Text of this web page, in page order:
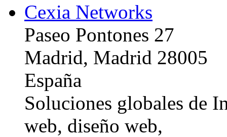
Cexia Networks
Paseo Pontones 27
Madrid, Madrid 28005
España
Soluciones globales de
web, diseño web,